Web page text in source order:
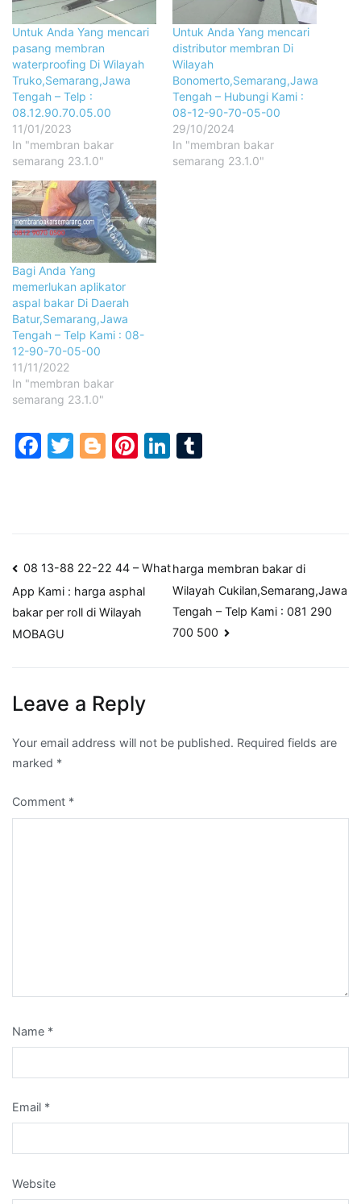
Untuk Anda Yang mencari
pasang membran
waterproofing Di Wilayah
Truko,Semarang,Jawa
Tengah – Telp :
08.12.90.70.05.00
11/01/2023
In "membran bakar
semarang 23.1.0"
Untuk Anda Yang mencari
distributor membran Di
Wilayah
Bonomerto,Semarang,Jawa
Tengah – Hubungi Kami :
08-12-90-70-05-00
29/10/2024
In "membran bakar
semarang 23.1.0"
Bagi Anda Yang
memerlukan aplikator
aspal bakar Di Daerah
Batur,Semarang,Jawa
Tengah – Telp Kami : 08-
12-90-70-05-00
11/11/2022
In "membran bakar
semarang 23.1.0"
Facebook
Twitter
Blogger
Pinterest
LinkedIn
Post
navigation
08 13-88 22-22 44 – What
App Kami : harga asphal
bakar per roll di Wilayah
MOBAGU
harga membran bakar di
Wilayah Cukilan,Semarang,Jawa
Tengah – Telp Kami : 081 290
700 500
Leave a Reply
Your email address will not be published. Required fields are
marked *
Comment *
Name *
Email *
Website